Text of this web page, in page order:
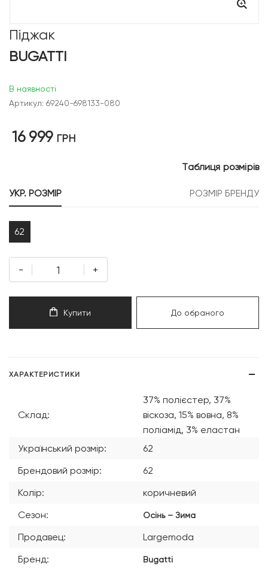
Піджак
BUGATTI
В наявності
Артикул: 69240-698133-080
16 999 ГРН
УКР. РОЗМІР РОЗМІР БРЕНДУ
Таблиця розмірів
62
- +
Купити До обраного
ХАРАКТЕРИСТИКИ
Склад:
37% полієстер, 37%
віскоза, 15% вовна, 8%
поліамід, 3% еластан
Український розмір:
62
Брендовий розмір:
62
Колір:
коричневий
Сезон:
Осінь – Зима
Продавец:
Largemoda
Бренд:
Bugatti